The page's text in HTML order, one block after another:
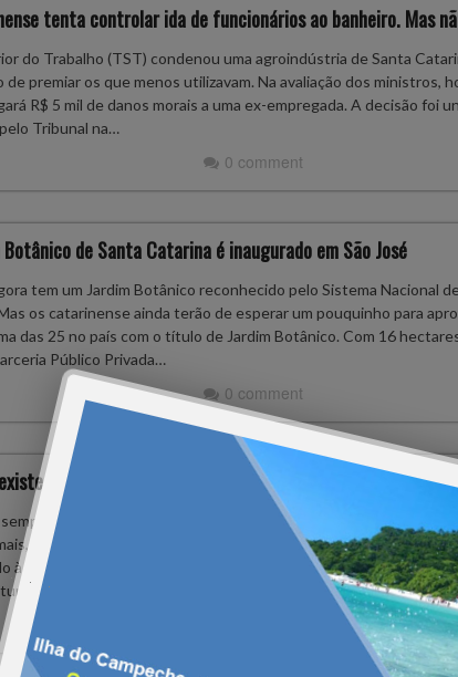
tenta controlar ida de funcionários ao banheiro. Mas
do Trabalho (TST) condenou uma agroindústria de Santa
de premiar os que menos utilizavam. Na avaliação dos ministros,
R$ 5 mil de danos morais a uma ex-empregada. A decisão foi
Tribunal na…
0 comment
de Santa Catarina é inaugurado em São José
tem um Jardim Botânico reconhecido pelo Sistema Nacional
os catarinense ainda terão de esperar um pouquinho para
das 25 no país com o título de Jardim Botânico. Com 16
Público Privada…
0 comment
um “Samu” para animais acidentados em Floripa?
um exemplo a ser seguido. Depois da cidade de Araquari
Floripa cria o Samuvet, serviço de emergência veterinária
à base de doações e custou aos cofres públicos somente R$
foi resgatado…